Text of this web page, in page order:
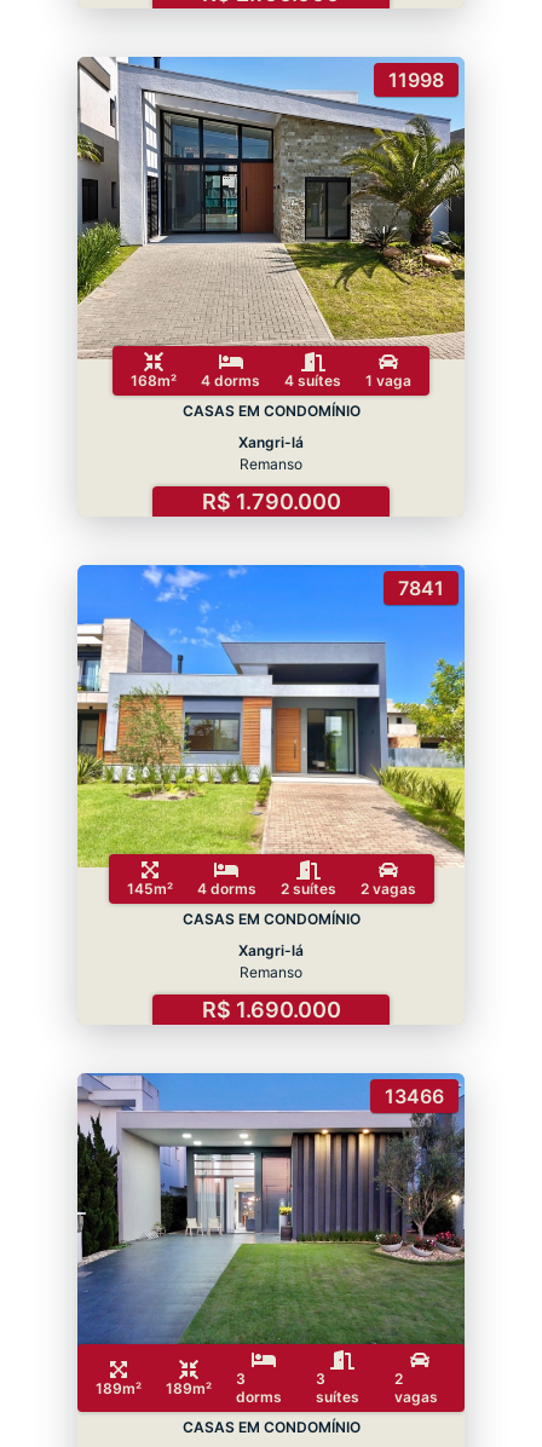
11998
168m² 4 dorms 4 suítes
1 vaga
CASAS EM CONDOMÍNIO
Xangri-lá
Remanso
R$ 1.790.000
7841
145m² 4 dorms 2 suítes
2 vagas
CASAS EM CONDOMÍNIO
Xangri-lá
Remanso
R$ 1.690.000
13466
189m² 189m²
3
dorms
3
suítes
2
vagas
CASAS EM CONDOMÍNIO